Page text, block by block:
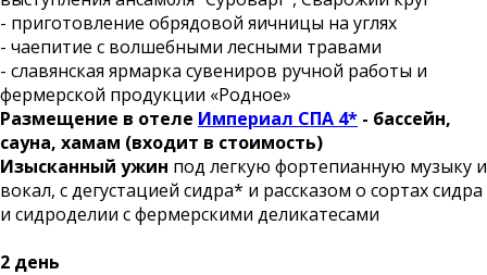
- приготовление обрядовой яичницы на углях
- чаепитие с волшебными лесными травами
- славянская ярмарка сувениров ручной работы и
фермерской продукции «Родное»
Размещение в отеле Империал СПА 4* - бассейн,
сауна, хамам (входит в стоимость)
Изысканный ужин под легкую фортепианную музыку и
вокал, с дегустацией сидра* и рассказом о сортах сидра
и сидроделии с фермерскими деликатесами
2 день